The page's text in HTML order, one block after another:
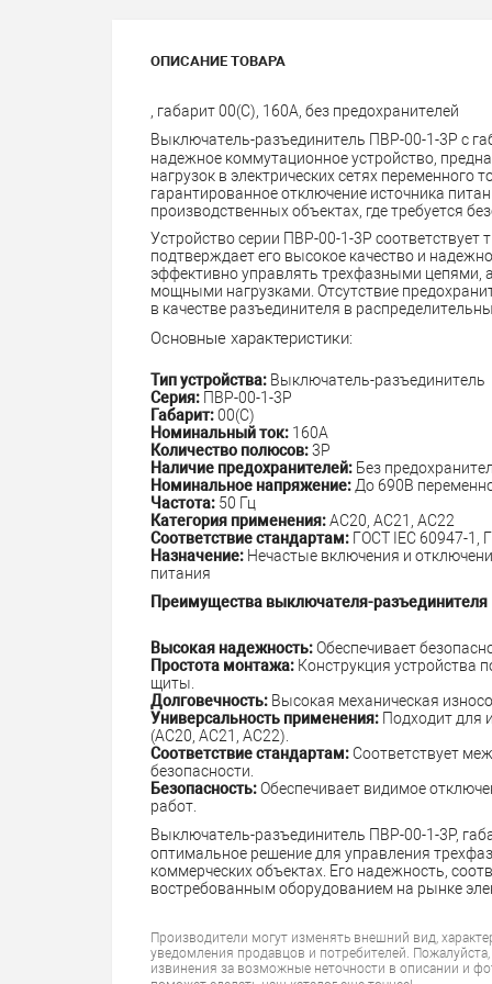
ОПИСАНИЕ ТОВАРА
, габарит 00(С), 160А, без предохранителей
Выключатель-разъединитель ПВР-00-1-3P с
надежное коммутационное устройство,
нагрузок в электрических сетях переменного
гарантированное отключение источника
производственных объектах, где требуется
Устройство серии ПВР-00-1-3P
подтверждает его высокое качество и
эффективно управлять трехфазными цепями,
мощными нагрузками. Отсутствие
в качестве разъединителя в
Основные характеристики:
Тип устройства: Выключатель-разъединитель
Серия: ПВР-00-1-3P
Габарит:00(С)
Номинальный ток: 160А
Количество полюсов:3P
Наличие предохранителей: Без
Номинальное напряжение:До 690В
Частота: 50 Гц
Категория применения:AC20, AC21, AC22
Соответствие стандартам: ГОСТ IEC 60947-1,
Назначение: Нечастые включения и
питания
Преимущества выключателя-разъединителя
Высокая надежность:Обеспечивает
Простота монтажа: Конструкция устройства
щиты.
Долговечность: Высокая механическая
Универсальность применения: Подходит для
(AC20, AC21, AC22).
Соответствие стандартам:Соответствует
безопасности.
Безопасность:Обеспечивает видимое
работ.
Выключатель-разъединитель ПВР-00-1-3P,
оптимальное решение для управления
коммерческих объектах. Его надежность,
востребованным оборудованием на рынке
Производители могут изменять внешний вид,
уведомления продавцов и потребителей.
извинения за возможные неточности в описании и